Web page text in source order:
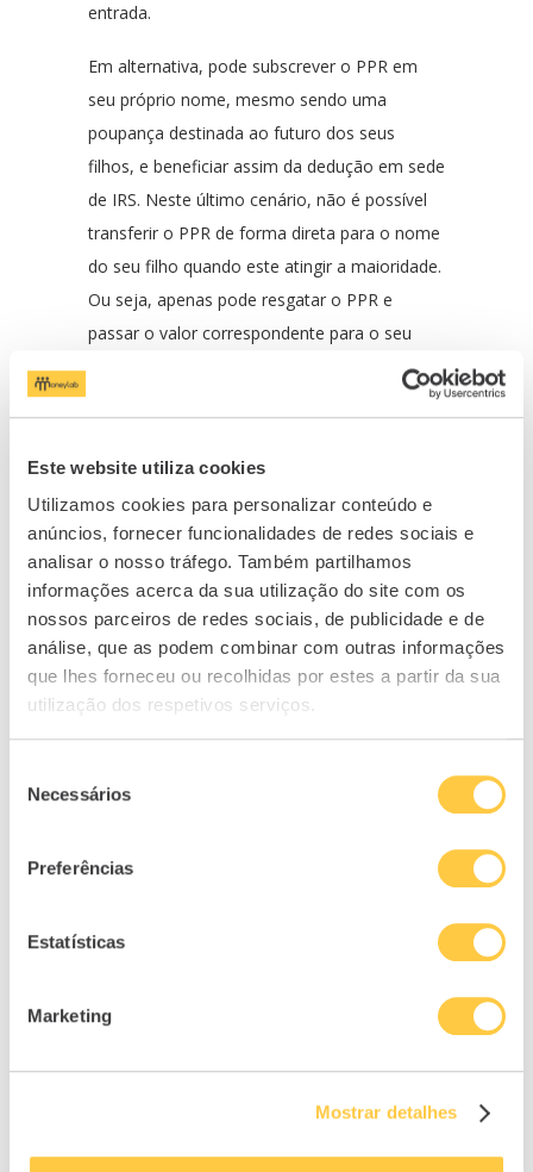
Este website utiliza cookies
Utilizamos cookies para personalizar conteúdo e
anúncios, fornecer funcionalidades de redes sociais e
analisar o nosso tráfego. Também partilhamos
informações acerca da sua utilização do site com os
nossos parceiros de redes sociais, de publicidade e de
análise, que as podem combinar com outras informações
que lhes forneceu ou recolhidas por estes a partir da sua
utilização dos respetivos serviços.
Necessários
Preferências
Estatísticas
Marketing
Mostrar detalhes
entrada.
Em alternativa, pode subscrever o PPR em
seu próprio nome, mesmo sendo uma
poupança destinada ao futuro dos seus
filhos, e beneficiar assim da dedução em sede
de IRS. Neste último cenário, não é possível
transferir o PPR de forma direta para o nome
do seu filho quando este atingir a maioridade.
Ou seja, apenas pode resgatar o PPR e
passar o valor correspondente para o seu
5. É possível transferir o meu
PPR sem ter penalizações
fiscais?
Poderá sempre transferir o seu PPR para
outra entidade (ou outro produto da mesma
entidade), até de forma a obter condições
mais vantajosas, desde que já não esteja
abrangido por um possível período de
transferência de um PPR com capital
Uma vez que não se trata de um resgate, a
benefícios fiscais associados. Para efeitos
de subscrição inicial.
Related